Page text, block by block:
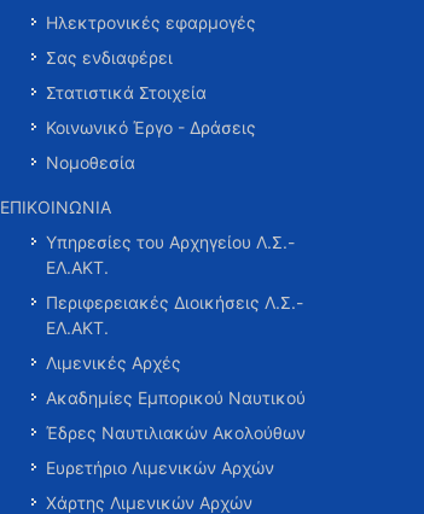
Ηλεκτρονικές εφαρμογές
Σας ενδιαφέρει
Στατιστικά Στοιχεία
Κοινωνικό Έργο - Δράσεις
Νομοθεσία
ΕΠΙΚΟΙΝΩΝΙΑ
Υπηρεσίες του Αρχηγείου Λ.Σ.-
ΕΛ.ΑΚΤ.
Περιφερειακές Διοικήσεις Λ.Σ.-
ΕΛ.ΑΚΤ.
Λιμενικές Αρχές
Ακαδημίες Εμπορικού Ναυτικού
Έδρες Ναυτιλιακών Ακολούθων
Ευρετήριο Λιμενικών Αρχών
Χάρτης Λιμενικών Αρχών